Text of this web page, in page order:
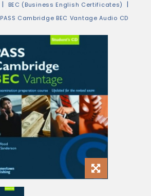
BEC (Business English Certificates)
PASS Cambridge BEC Vantage Audio CD